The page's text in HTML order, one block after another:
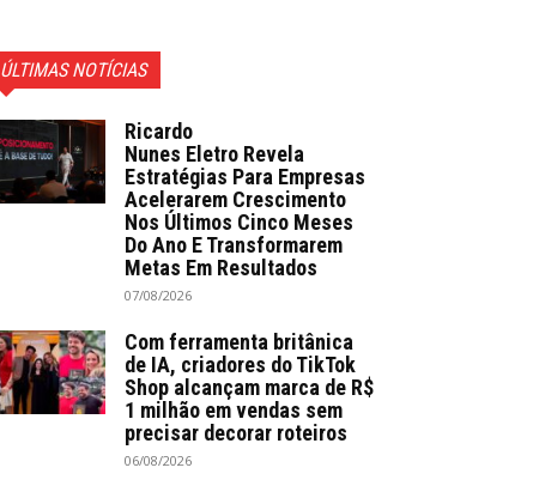
ÚLTIMAS NOTÍCIAS
Ricardo
Nunes Eletro Revela
Estratégias Para Empresas
Acelerarem Crescimento
Nos Últimos Cinco Meses
Do Ano E Transformarem
Metas Em Resultados
07/08/2026
Com ferramenta britânica
de IA, criadores do TikTok
Shop alcançam marca de R$
1 milhão em vendas sem
precisar decorar roteiros
06/08/2026